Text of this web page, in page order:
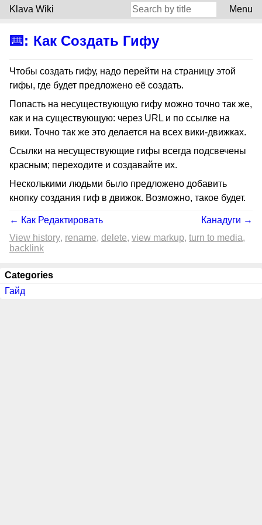
Klava Wiki Menu
⌨️: Как Создать Гифу
Чтобы создать гифу, надо перейти на страницу этой
гифы, где будет предложено её создать.
Попасть на несуществующую гифу можно точно так же,
как и на существующую: через URL и по ссылке на
вики. Точно так же это делается на всех вики-движках.
Ссылки на несуществующие гифы всегда подсвечены
красным; переходите и создавайте их.
Несколькими людьми было предложено добавить
кнопку создания гиф в движок. Возможно, такое будет.
← Как Редактировать
Канадуги →
View history rename delete view markup turn to media
backlink
Categories
Гайд